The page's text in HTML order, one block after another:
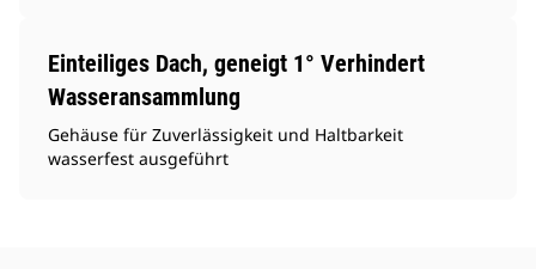
Einteiliges Dach, geneigt 1° Verhindert
Wasseransammlung
Gehäuse für Zuverlässigkeit und Haltbarkeit
wasserfest ausgeführt